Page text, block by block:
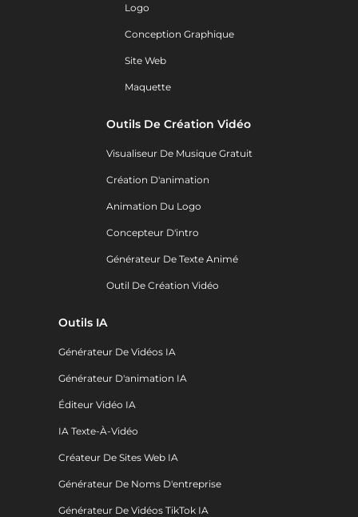
Logo
Conception Graphique
Site Web
Maquette
Outils De Création Vidéo
Visualiseur De Musique Gratuit
Création D'animation
Animation Du Logo
Concepteur D'intro
Générateur De Texte Animé
Outil De Création Vidéo
Outils IA
Générateur De Vidéos IA
Générateur D'animation IA
Éditeur Vidéo IA
IA Texte-À-Vidéo
Créateur De Sites Web IA
Générateur De Noms D'entreprise
Générateur De Vidéos TikTok IA